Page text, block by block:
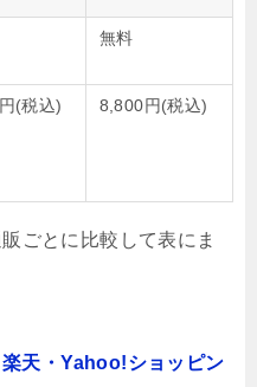
無料
(税込) 8,800円(税込)
ごとに比較して表にま
天・Yahoo!ショッピン